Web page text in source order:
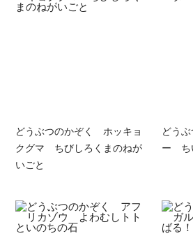
どうぶつのかぞく ホッキョ
クグマ ちびしろくまのねが
いごと
どう
ー ち